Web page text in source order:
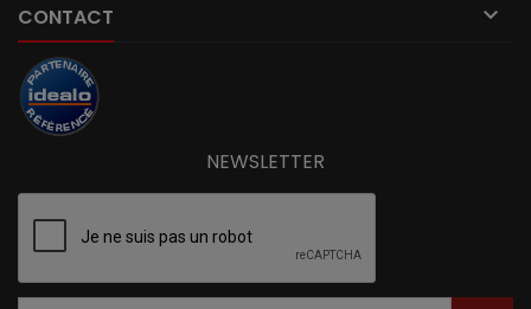
CONTACT 
NEWSLETTER